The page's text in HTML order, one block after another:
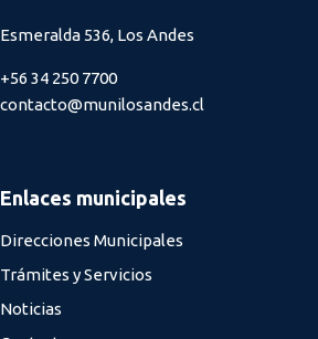
Esmeralda 536, Los Andes
+56 34 250 7700
contacto@munilosandes.cl
Enlaces municipales
Direcciones Municipales
Trámites y Servicios
Noticias